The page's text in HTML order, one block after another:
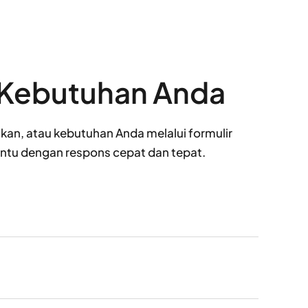
Anda
atau kebutuhan Anda melalui formulir
dengan respons cepat dan tepat.